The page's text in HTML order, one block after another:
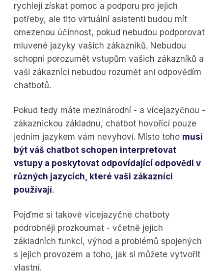
rychleji získat pomoc a podporu pro jejich
potřeby, ale tito virtuální asistenti budou mít
omezenou účinnost, pokud nebudou podporovat
mluvené jazyky vašich zákazníků. Nebudou
schopni porozumět vstupům vašich zákazníků a
vaši zákazníci nebudou rozumět ani odpovědím
chatbotů.
Pokud tedy máte mezinárodní - a vícejazyčnou -
zákaznickou základnu, chatbot hovořící pouze
jedním jazykem vám nevyhoví. Místo toho musí
být váš chatbot schopen interpretovat
vstupy a poskytovat odpovídající odpovědi v
různých jazycích, které vaši zákazníci
používají.
Pojďme si takové vícejazyčné chatboty
podrobněji prozkoumat - včetně jejich
základních funkcí, výhod a problémů spojených
s jejich provozem a toho, jak si můžete vytvořit
vlastní.